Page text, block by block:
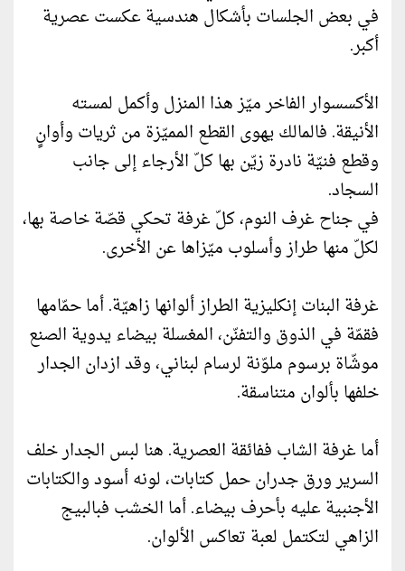
في بعض الجلسات بأشكال هندسية عكست عصرية
أكبر.
الأكسسوار الفاخر ميّز هذا المنزل وأكمل لمسته
الأنيقة. فالمالك يهوى القطع المميّزة من ثريات وأوانٍ
وقطع فنيّة نادرة زيّن بها كلّ الأرجاء إلى جانب
السجاد.
في جناح غرف النوم، كلّ غرفة تحكي قصّة خاصة بها،
لكلّ منها طراز وأسلوب ميّزاها عن الأخرى.
غرفة البنات إنكليزية الطراز ألوانها زاهيّة. أما حمّامها
فقمّة في الذوق والتفنّن، المغسلة بيضاء يدوية الصنع
موشّاة برسوم ملوّنة لرسام لبناني، وقد ازدان الجدار
خلفها بألوان متناسقة.
أما غرفة الشاب ففائقة العصرية. هنا لبس الجدار خلف
السرير ورق جدران حمل كتابات، لونه أسود والكتابات
الأجنبية عليه بأحرف بيضاء. أما الخشب فبالبيج
الزاهي لتكتمل لعبة تعاكس الألوان.